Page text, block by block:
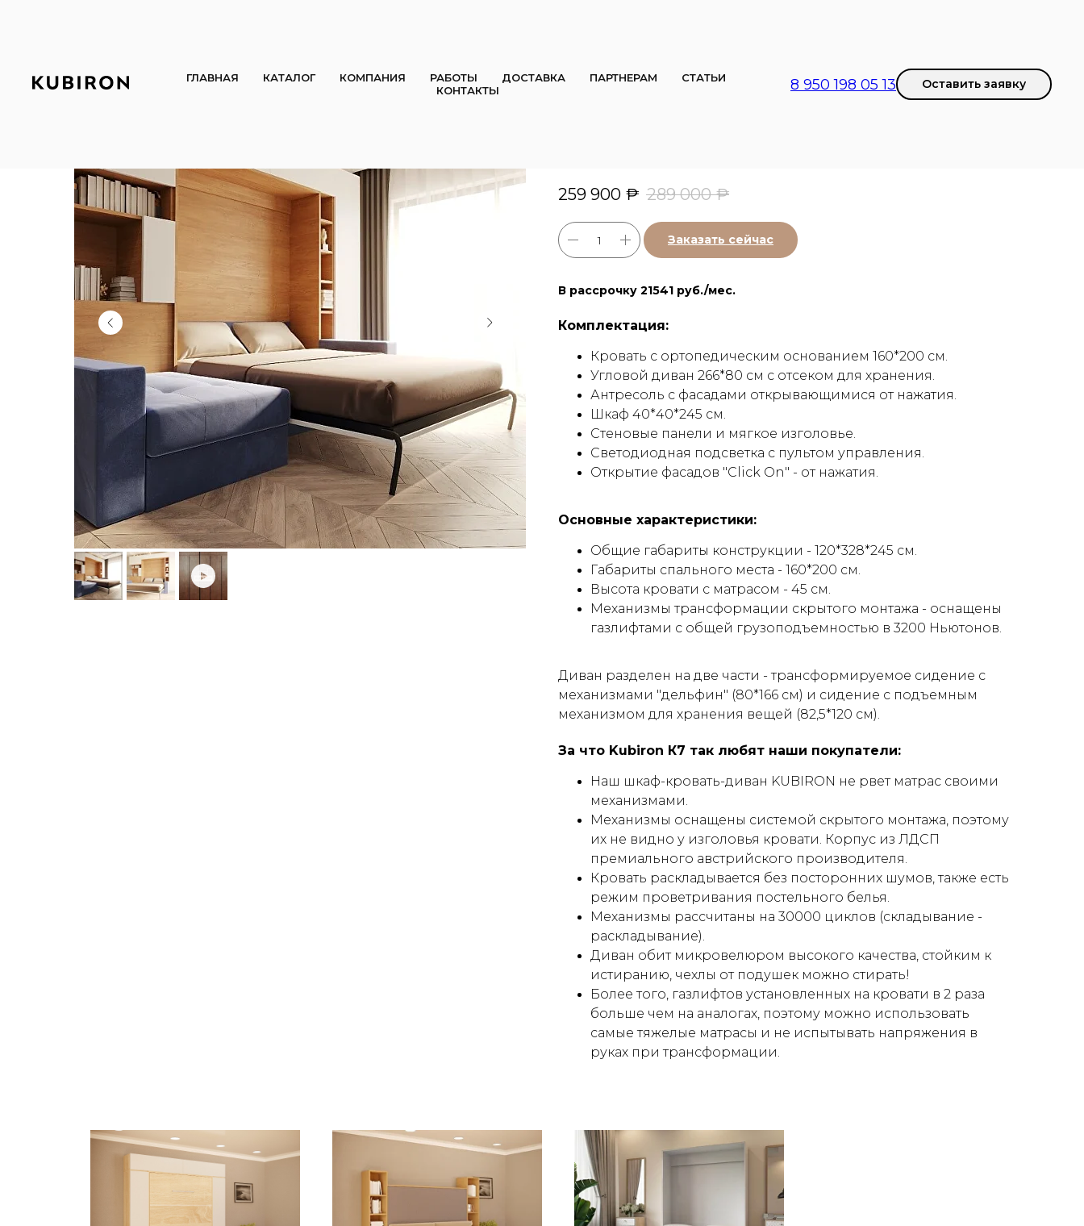
ГЛАВНАЯ КАТАЛОГ КОМПАНИЯ РАБОТЫ ДОСТАВКА ПАРТНЕРАМ
СТАТЬИ
КОНТАКТЫ
8 950 198 05 13 Оставить заявку
259 900 ₱ 289 000 ₱
Заказать сейчас
В рассрочку 21541 руб./мес.
Комплектация:
Кровать с ортопедическим основанием 160*200 см.
Угловой диван 266*80 см с отсеком для хранения.
Антресоль с фасадами открывающимися от нажатия.
Шкаф 40*40*245 см.
Стеновые панели и мягкое изголовье.
Светодиодная подсветка с пультом управления.
Открытие фасадов "Click On" - от нажатия.
Основные характеристики:
Общие габариты конструкции - 120*328*245 см.
Габариты спального места - 160*200 см.
Высота кровати с матрасом - 45 см.
Механизмы трансформации скрытого монтажа - оснащены
газлифтами с общей грузоподъемностью в 3200 Ньютонов.
Диван разделен на две части - трансформируемое сидение с
механизмами "дельфин" (80*166 см) и сидение с подъемным
механизмом для хранения вещей (82,5*120 см).
За что Kubiron К7 так любят наши покупатели:
Наш шкаф-кровать-диван KUBIRON не рвет матрас своими
механизмами.
Механизмы оснащены системой скрытого монтажа, поэтому
их не видно у изголовья кровати. Корпус из ЛДСП
премиального австрийского производителя.
Кровать раскладывается без посторонних шумов, также есть
режим проветривания постельного белья.
Механизмы рассчитаны на 30000 циклов (складывание -
раскладывание).
Диван обит микровелюром высокого качества, стойким к
истиранию, чехлы от подушек можно стирать!
Более того, газлифтов установленных на кровати в 2 раза
больше чем на аналогах, поэтому можно использовать
самые тяжелые матрасы и не испытывать напряжения в
руках при трансформации.